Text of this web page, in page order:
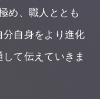
め、職⼈ととも
分⾃⾝をより進化
て伝えていきま